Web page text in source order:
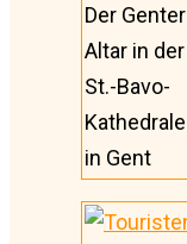
Der Genter
Altar in der
St.-Bavo-
Kathedrale
in Gent